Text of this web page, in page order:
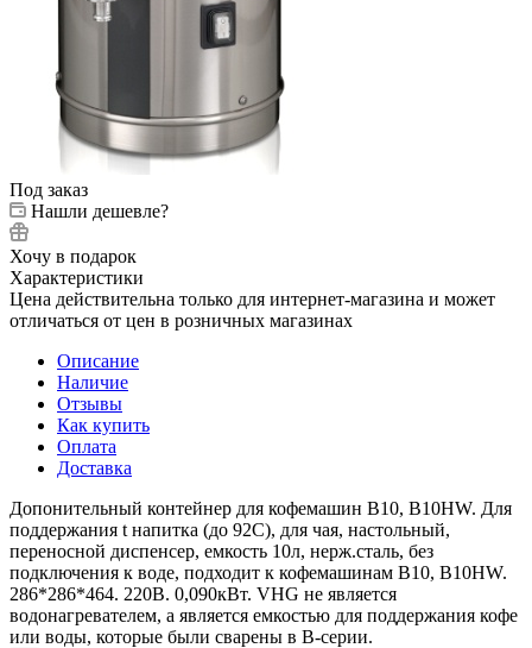
Под заказ
Нашли дешевле?
Хочу в подарок
Характеристики
Цена действительна только для интернет-магазина и может
отличаться от цен в розничных магазинах
Описание
Наличие
Отзывы
Как купить
Оплата
Доставка
Допонительный контейнер для кофемашин B10, В10HW. Для
поддержания t напитка (до 92С), для чая, настольный,
переносной диспенсер, емкость 10л, нерж.сталь, без
подключения к воде, подходит к кофемашинам B10, В10HW.
286*286*464. 220В. 0,090кВт. VHG не является
водонагревателем, а является емкостью для поддержания кофе
или воды, которые были сварены в В-серии.